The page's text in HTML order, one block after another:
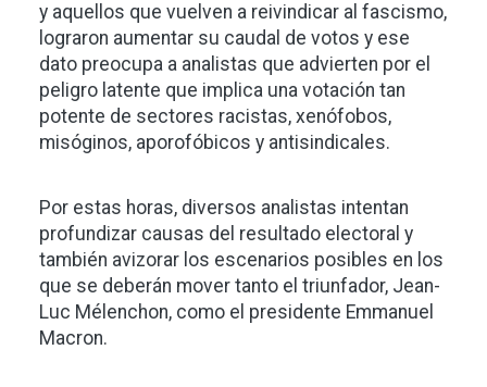
y aquellos que vuelven a reivindicar al fascismo,
lograron aumentar su caudal de votos y ese
dato preocupa a analistas que advierten por el
peligro latente que implica una votación tan
potente de sectores racistas, xenófobos,
misóginos, aporofóbicos y antisindicales.
Por estas horas, diversos analistas intentan
profundizar causas del resultado electoral y
también avizorar los escenarios posibles en los
que se deberán mover tanto el triunfador, Jean-
Luc Mélenchon, como el presidente Emmanuel
Macron.